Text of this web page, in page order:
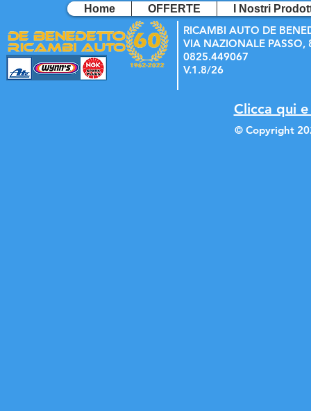
Home OFFERTE I Nostri
RICAMBI AUTO DE
VIA NAZIONALE PASSO,
0825.449067
V.1.8/26
Clicca qui
© Copyright